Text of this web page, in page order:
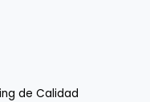
de Calidad